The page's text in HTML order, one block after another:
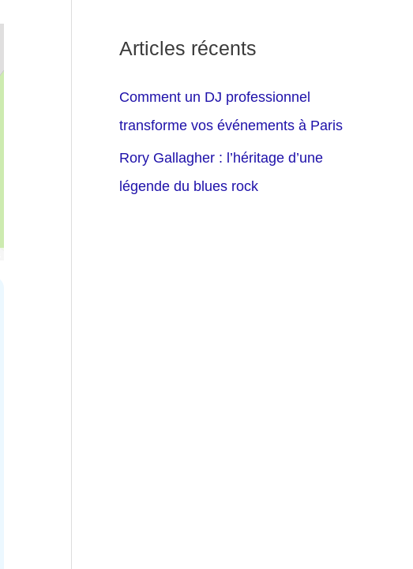
Articles récents
Comment un DJ professionnel
transforme vos événements à Paris
Rory Gallagher : l’héritage d’une
légende du blues rock